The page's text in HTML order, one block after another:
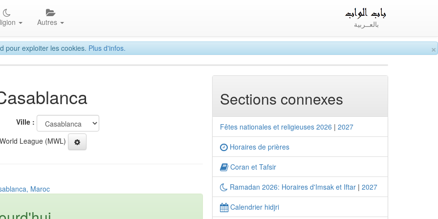
×
pour exploiter les cookies. Plus d'infos.
Autres بالعــربية
Ville :
League (MWL)
Maroc
Sections connexes
Fêtes nationales et religieuses 2026 | 2027
Horaires de prières
Coran et Tafsir
Ramadan 2026: Horaires d'Imsak et Iftar | 2027
Calendrier hidjri